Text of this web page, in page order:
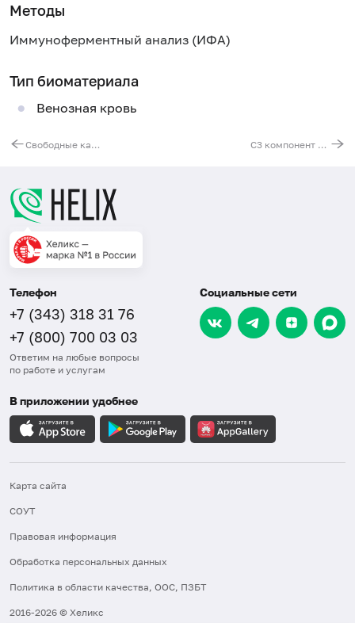
Методы
Иммуноферментный анализ (ИФА)
Тип биоматериала
Венозная кровь
Свободные каппа- и лямбда-цепи иммуноглобулинов в моче, IgG С3 компонент комплемента
Телефон
+7 (343) 318 31 76
+7 (800) 700 03 03
Ответим на любые вопросы
по работе и услугам
Социальные сети
В приложении удобнее
Карта сайта
СОУТ
Правовая информация
Обработка персональных данных
Политика в области качества, ООС, ПЗБТ
2016-2026 © Хеликс